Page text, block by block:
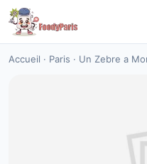
Accueil · Paris · Un Zebre a